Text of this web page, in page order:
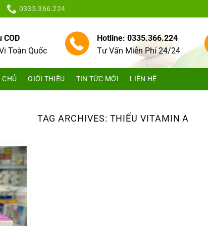
0335.366.224
COD
Toàn Quốc
Hotline: 0335.366.224
Tư Vấn Miễn Phí 24/24
CHỦ GIỚI THIỆU TIN TỨC MỚI LIÊN HỆ
TAG ARCHIVES: THIẾU VITAMIN A